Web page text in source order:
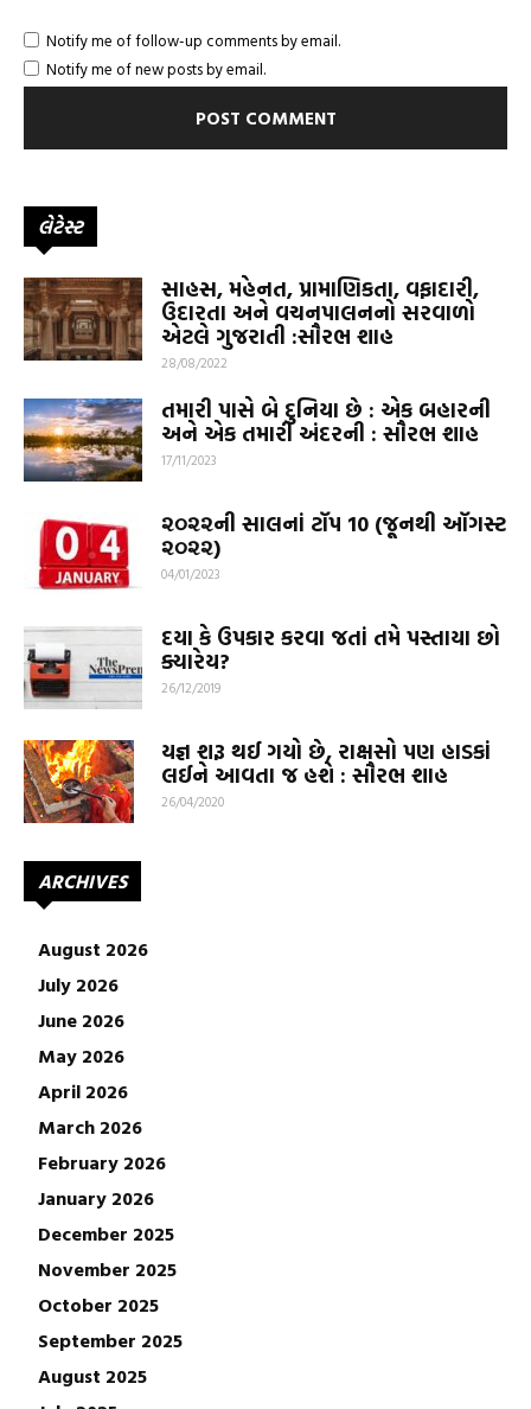
Notify me of follow-up comments by email.
Notify me of new posts by email.
લેટેસ્ટ
સાહસ, મહેનત, પ્રામાણિકતા, વફાદારી,
ઉદારતા અને વચનપાલનનો સરવાળો
એટલે ગુજરાતી :સૌરભ શાહ
28/08/2022
તમારી પાસે બે દુનિયા છે : એક બહારની
અને એક તમારી અંદરની : સૌરભ શાહ
17/11/2023
૨૦૨૨ની સાલનાં ટૉપ 10 (જૂનથી ઑગસ્ટ
૨૦૨૨)
04/01/2023
દયા કે ઉપકાર કરવા જતાં તમે પસ્તાયા છો
ક્યારેય?
26/12/2019
યજ્ઞ શરૂ થઈ ગયો છે, રાક્ષસો પણ હાડકાં
લઈને આવતા જ હશે : સૌરભ શાહ
26/04/2020
ARCHIVES
August 2026
July 2026
June 2026
May 2026
April 2026
March 2026
February 2026
January 2026
December 2025
November 2025
October 2025
September 2025
August 2025